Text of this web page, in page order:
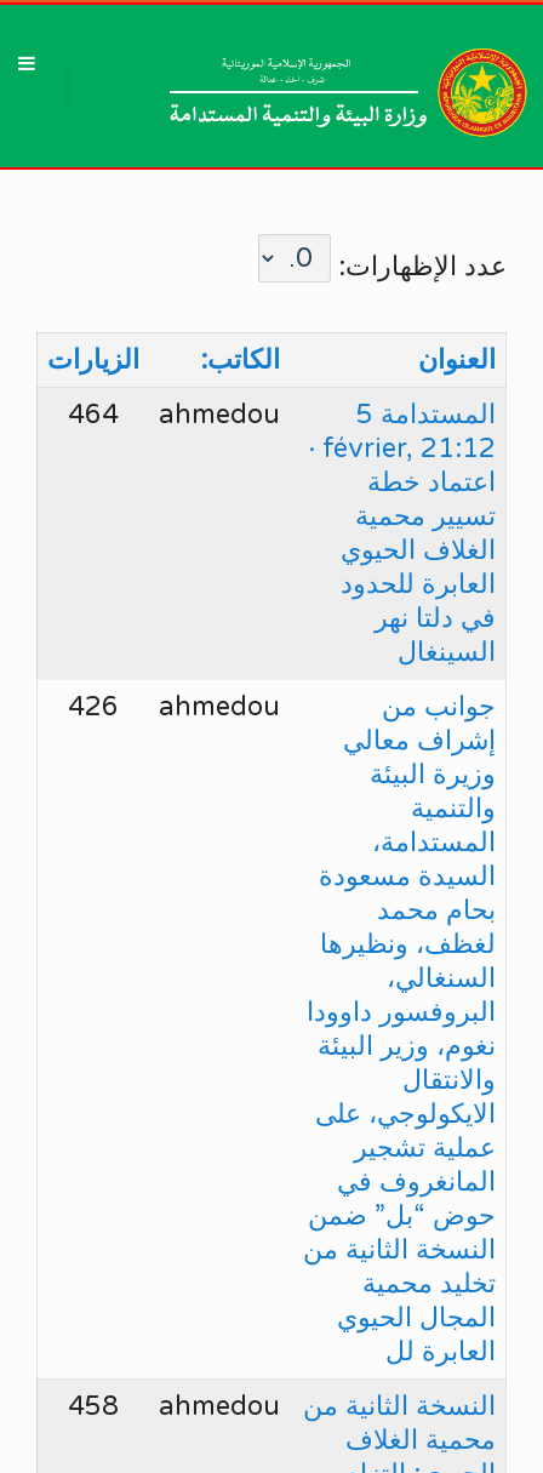
عدد الإظهارات:
العنوان الكاتب:
الزيارات
المستدامة 5
février, 21:12 ·
اعتماد خطة
تسيير محمية
الغلاف الحيوي
العابرة للحدود
في دلتا نهر
السينغال
ahmedou
464
جوانب من
إشراف معالي
وزيرة البيئة
والتنمية
المستدامة،
السيدة مسعودة
بحام محمد
لغظف، ونظيرها
السنغالي،
البروفسور داوودا
نغوم، وزير البيئة
والانتقال
الايكولوجي، على
عملية تشجير
المانغروف في
حوض “بل” ضمن
النسخة الثانية من
تخليد محمية
المجال الحيوي
العابرة لل
ahmedou
426
النسخة الثانية من
محمية الغلاف
ahmedou
458